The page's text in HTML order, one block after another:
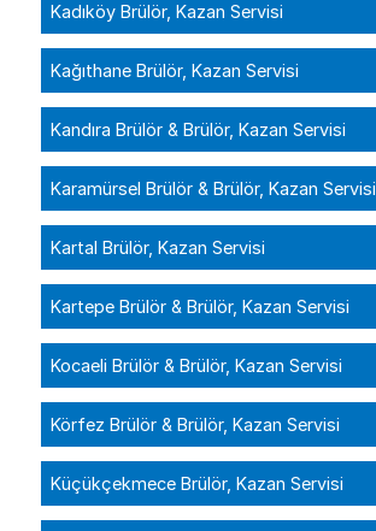
Kadıköy Brülör, Kazan Servisi
Kağıthane Brülör, Kazan Servisi
Kandıra Brülör & Brülör, Kazan Servisi
Karamürsel Brülör & Brülör, Kazan Servisi
Kartal Brülör, Kazan Servisi
Kartepe Brülör & Brülör, Kazan Servisi
Kocaeli Brülör & Brülör, Kazan Servisi
Körfez Brülör & Brülör, Kazan Servisi
Küçükçekmece Brülör, Kazan Servisi